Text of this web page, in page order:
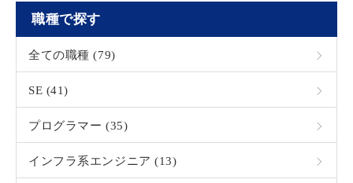
職種で探す
全ての職種 (79)
SE (41)
プログラマー (35)
インフラ系エンジニア (13)